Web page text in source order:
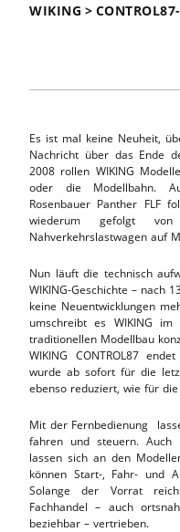
WIKING >
Es ist mal keine Neuheit,
Nachricht über das Ende
2008 rollen WIKING
oder die Modellbahn.
Rosenbauer Panther FLF
wiederum gefolgt
Nahverkehrslastwagen auf
Nun läuft die technisch
WIKING-Geschichte – nach
keine Neuentwicklungen
umschreibt es WIKING
traditionellen Modellbau
WIKING CONTROL87
wurde ab sofort für die
ebenso reduziert, wie für
Mit der Fernbedienung
fahren und steuern. Auch
lassen sich an den
können Start-, Fahr- und
Solange der Vorrat
Fachhandel – auch
beziehbar – vertrieben.